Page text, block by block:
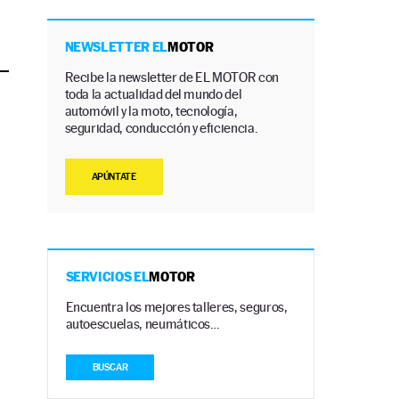
NEWSLETTER ELMOTOR
Recibe la newsletter de EL MOTOR con
toda la actualidad del mundo del
automóvil y la moto, tecnología,
seguridad, conducción y eficiencia.
APÚNTATE
SERVICIOS ELMOTOR
Encuentra los mejores talleres, seguros,
autoescuelas, neumáticos…
BUSCAR